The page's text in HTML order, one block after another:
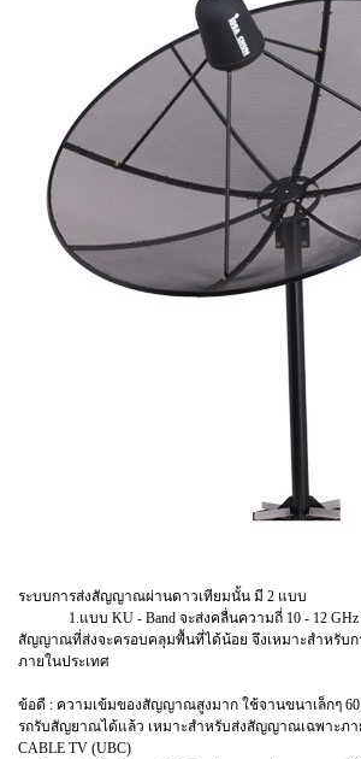
ระบบการส่งสัญญาณผ่านดาวเทียมนั้น มี 2 แบบ
1.แบบ KU - Band จะส่งคลื่นความถี่ 10 - 12 GHz
สัญญาณที่ส่งจะครอบคลุมพื้นที่ได้น้อย จึงเหมาะสำหรับ
ภายในประเทศ
ข้อดี : ความเข้มของสัญญาณสูงมาก ใช้จานขนาเล็กๆ 60
รถรับสัญยาณได้แล้ว เหมาะสำหรับส่งสัญญาณเฉพาะภ
CABLE TV (UBC)